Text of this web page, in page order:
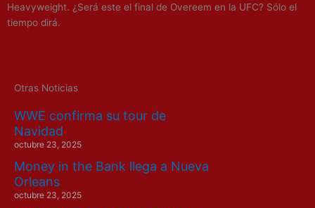
Heavyweight. ¿Será este el final de Overeem en la UFC? Sólo el
tiempo dirá.
Otras Noticias
WWE confirma su tour de
Navidad
octubre 23, 2025
Money in the Bank llega a Nueva
Orleans
octubre 23, 2025